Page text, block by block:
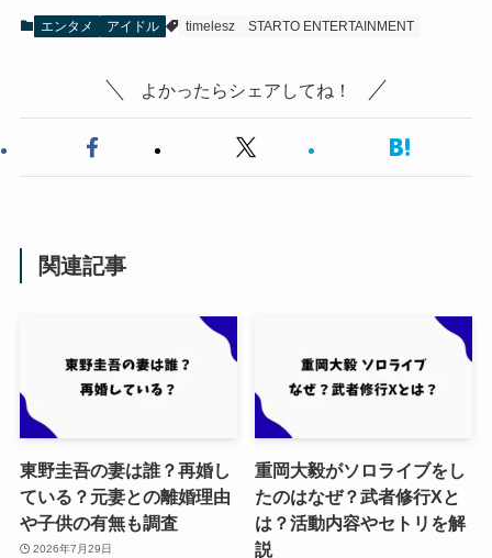
エンタメ アイドル timelesz STARTO ENTERTAINMENT
よかったらシェアしてね！
関連記事
東野圭吾の妻は誰？再婚し
ている？元妻との離婚理由
や子供の有無も調査
2026年7月29日
重岡大毅がソロライブをし
たのはなぜ？武者修行Xと
は？活動内容やセトリを解
説